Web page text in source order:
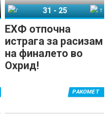
ЕХФ отпочна
истрага за расизам
на финалето во
Охрид!
31 - 25
РАКОМЕТ